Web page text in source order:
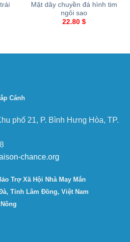
Mặt dây chuyền đá hình tim
ngôi sao
22.80 $
Cánh
phố 21, P. Bình Hưng Hòa, TP.
chance.org
Trợ Xã Hội Nhà May Mắn
Tỉnh Lâm Đồng, Việt Nam